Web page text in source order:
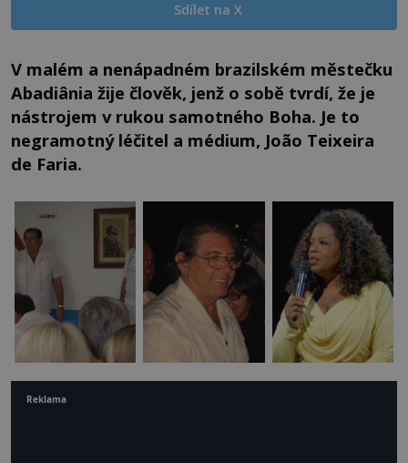
Sdílet na X
V malém a nenápadném brazilském městečku
Abadiânia žije člověk, jenž o sobě tvrdí, že je
nástrojem v rukou samotného Boha. Je to
negramotný léčitel a médium, João Teixeira
de Faria.
Reklama